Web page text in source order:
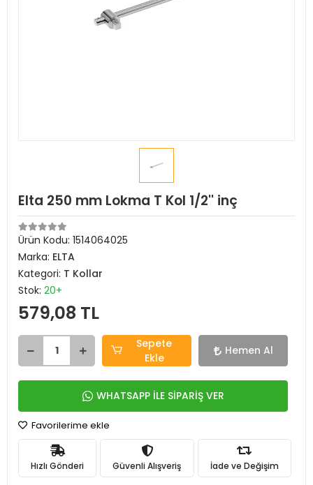
Elta 250 mm Lokma T Kol 1/2'' inç
Ürün Kodu: 1514064025
Marka: ELTA
Kategori: T Kollar
Stok: 20+
579,08 TL
Sepete
Ekle
Hemen Al
WHATSAPP İLE SİPARİŞ VER
Favorilerime ekle
Hızlı Gönderi Güvenli Alışveriş İade ve Değişim